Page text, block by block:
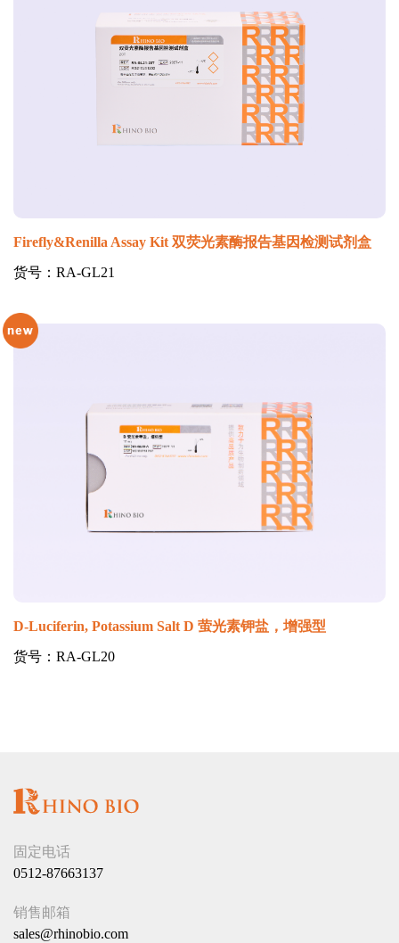
Firefly&Renilla Assay Kit 双荧光素酶报告基因检测试剂盒
货号：RA-GL21
D-Luciferin, Potassium Salt D 萤光素钾盐，增强型
货号：RA-GL20
固定电话
0512-87663137
销售邮箱
sales@rhinobio.com